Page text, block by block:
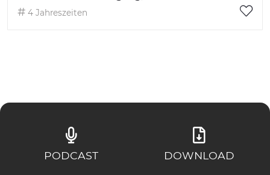
4 Jahreszeiten
PODCAST DOWNLOAD